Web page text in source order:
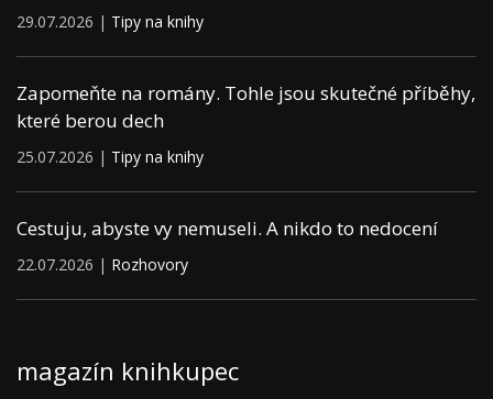
29.07.2026 | Tipy na knihy
Zapomeňte na romány. Tohle jsou skutečné příběhy,
které berou dech
25.07.2026 | Tipy na knihy
Cestuju, abyste vy nemuseli. A nikdo to nedocení
22.07.2026 | Rozhovory
magazín knihkupec